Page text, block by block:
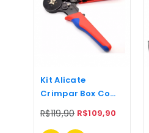
Kit Alicate
Crimpar Box Com
1200 Terminais
Ilhós 0,25 A 10mm
R$119,90 R$109,90